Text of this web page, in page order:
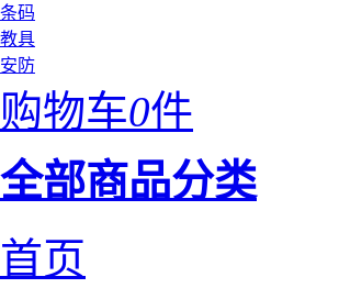
条码
教具
安防
购物车0件
全部商品分类
首页